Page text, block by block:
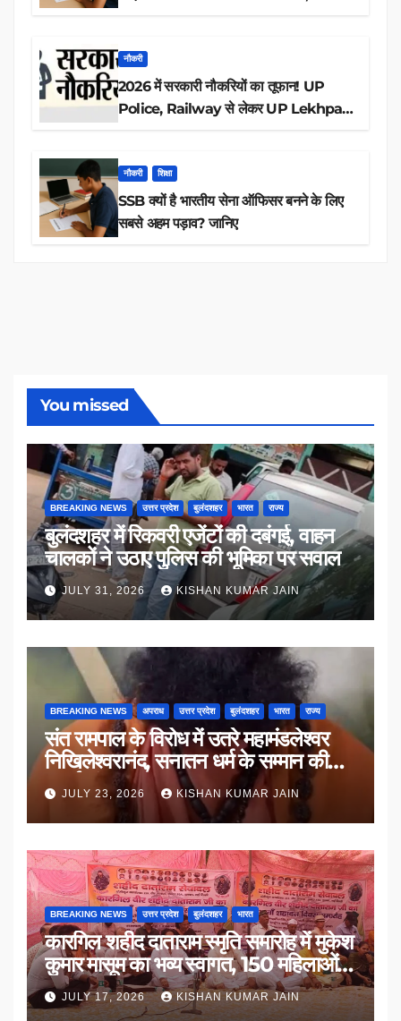
नौकरी
2026 में सरकारी नौकरियों का तूफान! UP
Police, Railway से लेकर UP Lekhpal
नौकरी शिक्षा
SSB क्यों है भारतीय सेना ऑफिसर बनने के लिए
सबसे अहम पड़ाव? जानिए
You missed
BREAKING NEWS उत्तर प्रदेश बुलंदशहर भारत राज्य
बुलंदशहर में रिकवरी एजेंटों की दबंगई, वाहन
चालकों ने उठाए पुलिस की भूमिका पर सवाल
JULY 31, 2026 KISHAN KUMAR JAIN
BREAKING NEWS अपराध उत्तर प्रदेश बुलंदशहर भारत राज्य
संत रामपाल के विरोध में उतरे महामंडलेश्वर
निखिलेश्वरानंद, सनातन धर्म के सम्मान की
उठाई मांग
JULY 23, 2026 KISHAN KUMAR JAIN
BREAKING NEWS उत्तर प्रदेश बुलंदशहर भारत
कारगिल शहीद दाताराम स्मृति समारोह में मुकेश
कुमार मासूम का भव्य स्वागत, 150 महिलाओं
का सम्मान
JULY 17, 2026 KISHAN KUMAR JAIN